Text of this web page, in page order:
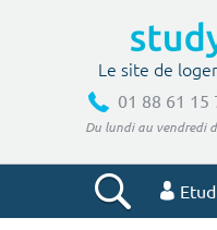
Le site de
01 88 61 15
Du lundi au vendredi